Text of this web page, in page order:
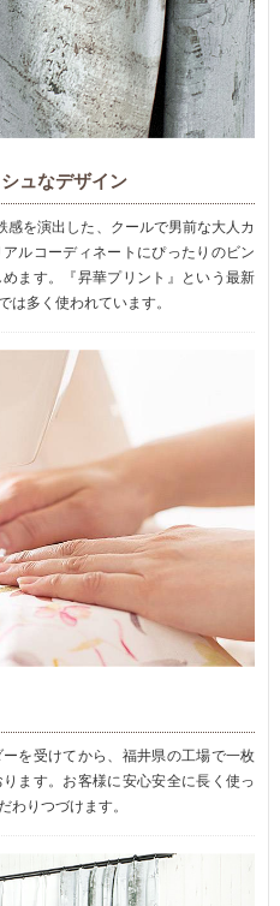
ュなデザイン
を演出した、クールで男前な大人カ
ルコーディネートにぴったりのビン
ます。『昇華プリント』という最新
は多く使われています。
を受けてから、福井県の工場で一枚
ます。お客様に安心安全に長く使っ
わりつづけます。